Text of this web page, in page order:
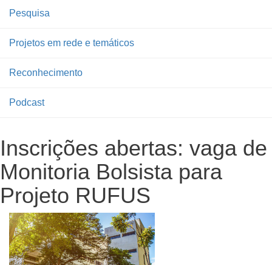
Pesquisa
Projetos em rede e temáticos
Reconhecimento
Podcast
Inscrições abertas: vaga de
Monitoria Bolsista para
Projeto RUFUS